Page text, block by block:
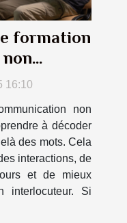
formation
16:10
non
à décoder
des mots. Cela
interactions, de
et de mieux
interlocuteur. Si